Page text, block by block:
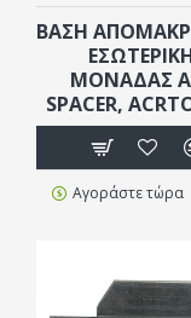
ΒΆΣΗ
ΜΟΝΆΔΑΣ
SPACER,
Αγοράστε τώρα